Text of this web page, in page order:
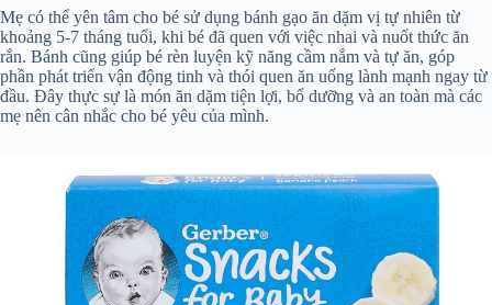
Mẹ có thể yên tâm cho bé sử dụng bánh gạo ăn dặm vị tự nhiên từ
khoảng 5-7 tháng tuổi, khi bé đã quen với việc nhai và nuốt thức ăn
rắn. Bánh cũng giúp bé rèn luyện kỹ năng cầm nắm và tự ăn, góp
phần phát triển vận động tinh và thói quen ăn uống lành mạnh ngay từ
đầu. Đây thực sự là món ăn dặm tiện lợi, bổ dưỡng và an toàn mà các
mẹ nên cân nhắc cho bé yêu của mình.